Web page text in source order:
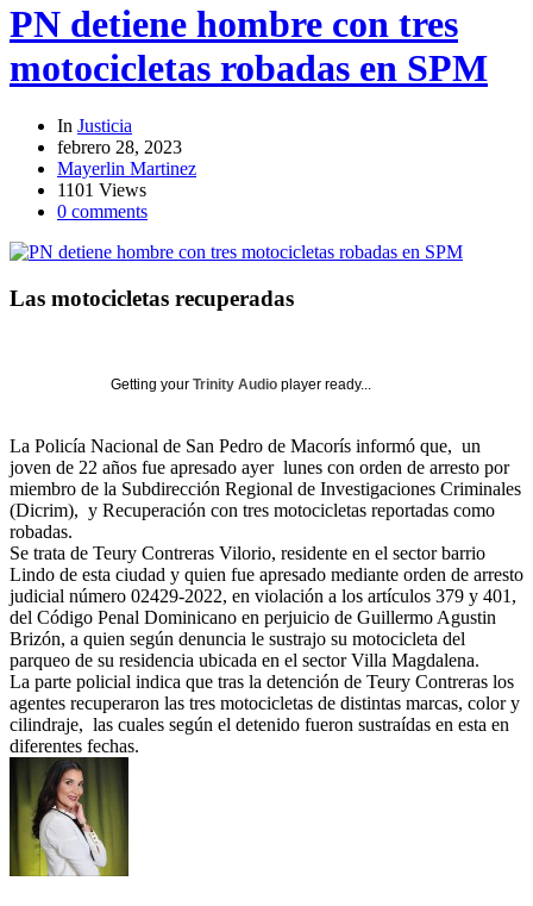
PN detiene hombre con tres
motocicletas robadas en SPM
In Justicia
febrero 28, 2023
Mayerlin Martinez
1101 Views
0 comments
Las motocicletas recuperadas
Getting your Trinity Audio player ready...
La Policía Nacional de San Pedro de Macorís informó que, un
joven de 22 años fue apresado ayer lunes con orden de arresto por
miembro de la Subdirección Regional de Investigaciones Criminales
(Dicrim), y Recuperación con tres motocicletas reportadas como
robadas.
Se trata de Teury Contreras Vilorio, residente en el sector barrio
Lindo de esta ciudad y quien fue apresado mediante orden de arresto
judicial número 02429-2022, en violación a los artículos 379 y 401,
del Código Penal Dominicano en perjuicio de Guillermo Agustin
Brizón, a quien según denuncia le sustrajo su motocicleta del
parqueo de su residencia ubicada en el sector Villa Magdalena.
La parte policial indica que tras la detención de Teury Contreras los
agentes recuperaron las tres motocicletas de distintas marcas, color y
cilindraje, las cuales según el detenido fueron sustraídas en esta en
diferentes fechas.